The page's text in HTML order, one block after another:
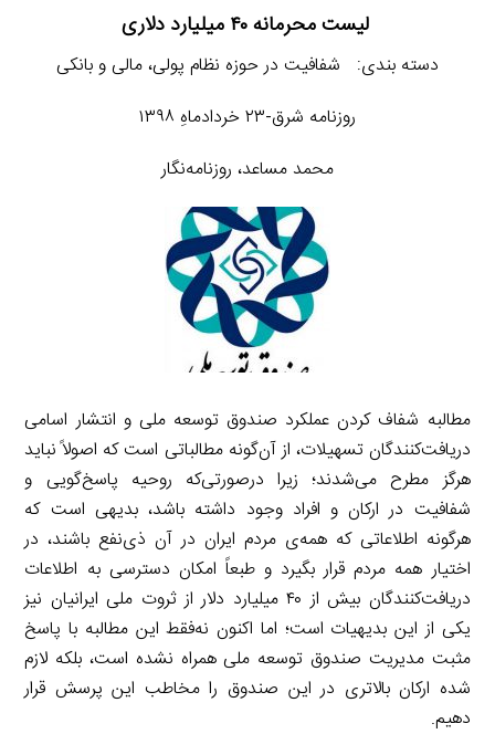
لیست محرمانه ۴۰ میلیارد دلاری
دسته بندی: شفافیت در حوزه نظام پولی، مالی و بانکی
روزنامه شرق-۲۳ خردادماهِ ۱۳۹۸
محمد مساعد، روزنامه‌نگار
مطالبه شفاف کردن عملکرد صندوق توسعه ملی و انتشار اسامی
دریافت‌کنندگان تسهیلات، از آن‌گونه مطالباتی است که اصولاً نباید
هرگز مطرح می‌شدند؛ زیرا درصورتی‌که روحیه پاسخ‌گویی و
شفافیت در ارکان و افراد وجود داشته باشد، بدیهی است که
هرگونه اطلاعاتی که همه‌ی مردم ایران در آن ذی‌نفع باشند، در
اختیار همه مردم قرار بگیرد و طبعاً امکان دسترسی به اطلاعات
دریافت‌کنندگان بیش از ۴۰ میلیارد دلار از ثروت ملی ایرانیان نیز
یکی از این بدیهیات است؛ اما اکنون نه‌فقط این مطالبه با پاسخ
مثبت مدیریت صندوق توسعه ملی همراه نشده است، بلکه لازم
شده ارکان بالاتری در این صندوق را مخاطب این پرسش قرار
دهیم.